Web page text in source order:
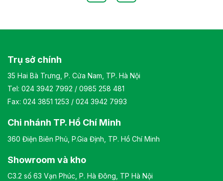
Trụ sở chính
35 Hai Bà Trưng, P. Cửa Nam, TP. Hà Nội
Tel: 024 3942 7992 / 0985 258 481
Fax: 024 3851 1253 / 024 3942 7993
Chi nhánh TP. Hồ Chí Minh
360 Điện Biên Phủ, P.Gia Định, TP. Hồ Chí Minh
Showroom và kho
C3.2 số 63 Vạn Phúc, P. Hà Đông, TP Hà Nội